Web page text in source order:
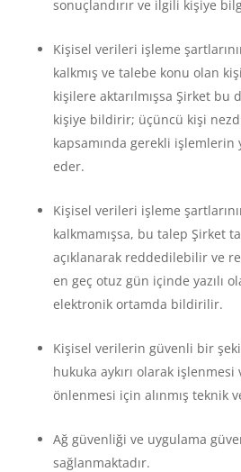
sonuçlandırır ve ilgili kişiye
Kişisel verileri işleme
kalkmış ve talebe konu olan
kişilere aktarılmışsa Şirket bu
kişiye bildirir; üçüncü kişi
kapsamında gerekli işlemlerin
eder.
Kişisel verileri işleme
kalkmamışsa, bu talep Şirket
açıklanarak reddedilebilir ve
en geç otuz gün içinde yazılı
elektronik ortamda bildirilir.
Kişisel verilerin güvenli bir
hukuka aykırı olarak
önlenmesi için alınmış teknik
Ağ güvenliği ve uygulama
sağlanmaktadır.